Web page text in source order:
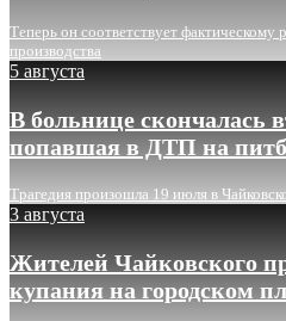
Теперь он соответствует
производства
5 августа
В больнице скончалась
попавшая в ДТП на
Трагедия произошла 19 июля в
3 августа
Жителей Чайковского
купания на городском